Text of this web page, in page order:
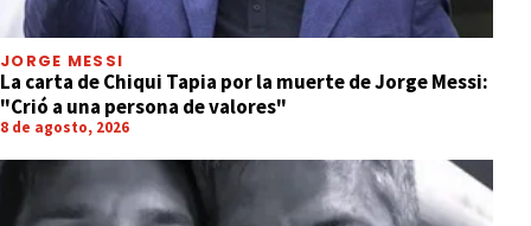
JORGE MESSI
La carta de Chiqui Tapia por la muerte de Jorge Messi:
"Crió a una persona de valores"
8 de agosto, 2026